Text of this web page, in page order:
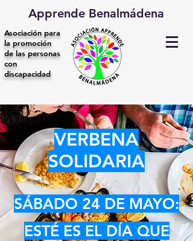
Apprende Benalmádena
Asociación para
la promoción
de las personas
con
discapacidad
VERBENA
SOLIDARIA
SÁBADO 24 DE MAYO:
ESTÉ ES EL DÍA QUE